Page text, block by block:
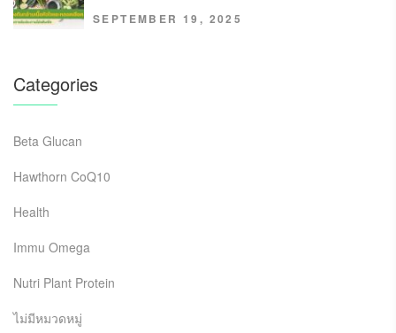
SEPTEMBER 19, 2025
Categories
Beta Glucan
Hawthorn CoQ10
Health
Immu Omega
Nutri Plant Protein
ไม่มีหมวดหมู่